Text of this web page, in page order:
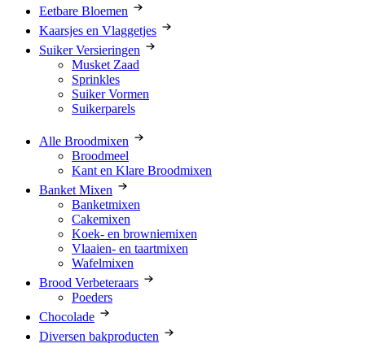
Eetbare Bloemen
Kaarsjes en Vlaggetjes
Suiker Versieringen
Musket Zaad
Sprinkles
Suiker Vormen
Suikerparels
Alle Broodmixen
Broodmeel
Kant en Klare Broodmixen
Banket Mixen
Banketmixen
Cakemixen
Koek- en browniemixen
Vlaaien- en taartmixen
Wafelmixen
Brood Verbeteraars
Poeders
Chocolade
Diversen bakproducten